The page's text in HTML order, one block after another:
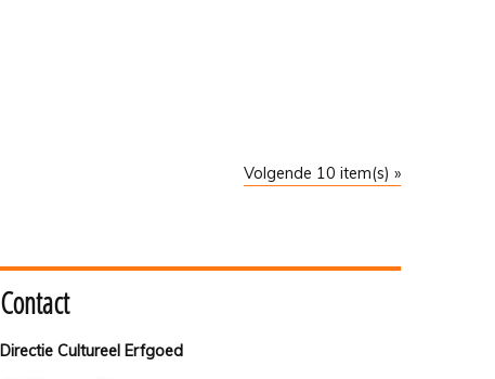
Volgende 10 item(s) »
Contact
Directie Cultureel Erfgoed